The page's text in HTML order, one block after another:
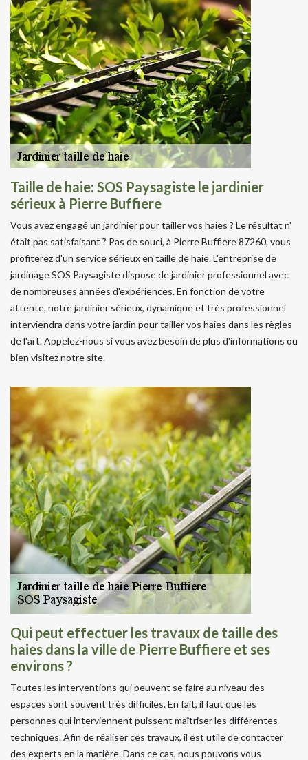
Taille de haie: SOS Paysagiste le jardinier
sérieux à Pierre Buffiere
Vous avez engagé un jardinier pour tailler vos haies ? Le résultat n'
était pas satisfaisant ? Pas de souci, à Pierre Buffiere 87260, vous
profiterez d'un service sérieux en taille de haie. L'entreprise de
jardinage SOS Paysagiste dispose de jardinier professionnel avec
de nombreuses années d'expériences. En fonction de votre
attente, notre jardinier sérieux, dynamique et très professionnel
interviendra dans votre jardin pour tailler vos haies dans les règles
de l'art. Appelez-nous si vous avez besoin de plus d'informations ou
bien visitez notre site.
Qui peut effectuer les travaux de taille des
haies dans la ville de Pierre Buffiere et ses
environs ?
Toutes les interventions qui peuvent se faire au niveau des
espaces sont souvent très difficiles. En fait, il faut que les
personnes qui interviennent puissent maîtriser les différentes
techniques. Afin de réaliser ces travaux, il est utile de contacter
des experts en la matière. Dans ce cas, nous pouvons vous